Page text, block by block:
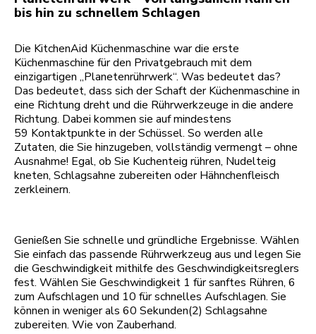
bis hin zu schnellem Schlagen
Die KitchenAid Küchenmaschine war die erste
Küchenmaschine für den Privatgebrauch mit dem
einzigartigen „Planetenrührwerk“. Was bedeutet das?
Das bedeutet, dass sich der Schaft der Küchenmaschine in
eine Richtung dreht und die Rührwerkzeuge in die andere
Richtung. Dabei kommen sie auf mindestens
59 Kontaktpunkte in der Schüssel. So werden alle
Zutaten, die Sie hinzugeben, vollständig vermengt – ohne
Ausnahme! Egal, ob Sie Kuchenteig rühren, Nudelteig
kneten, Schlagsahne zubereiten oder Hähnchenfleisch
zerkleinern.
Genießen Sie schnelle und gründliche Ergebnisse. Wählen
Sie einfach das passende Rührwerkzeug aus und legen Sie
die Geschwindigkeit mithilfe des Geschwindigkeitsreglers
fest. Wählen Sie Geschwindigkeit 1 für sanftes Rühren, 6
zum Aufschlagen und 10 für schnelles Aufschlagen. Sie
können in weniger als 60 Sekunden(2) Schlagsahne
zubereiten. Wie von Zauberhand.